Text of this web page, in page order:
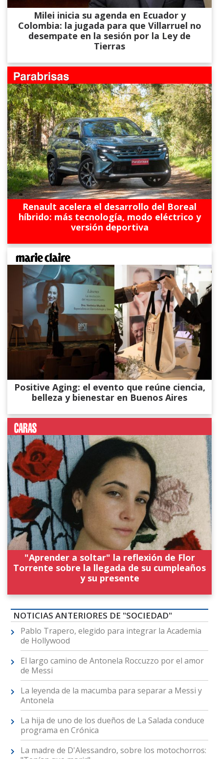
Milei inicia su agenda en Ecuador y
Colombia: la jugada para que Villarruel no
desempate en la sesión por la Ley de
Tierras
Renault acelera el desarrollo del Boreal
híbrido: más tecnología, modo eléctrico y
versión deportiva
Positive Aging: el evento que reúne ciencia,
belleza y bienestar en Buenos Aires
"Aprender a soltar" la reflexión de Flor
Torrente sobre la llegada de su cumpleaños
y su presente
NOTICIAS ANTERIORES DE "SOCIEDAD"
Pablo Trapero, elegido para integrar la Academia
de Hollywood
El largo camino de Antonela Roccuzzo por el amor
de Messi
La leyenda de la macumba para separar a Messi y
Antonela
La hija de uno de los dueños de La Salada conduce
programa en Crónica
La madre de D'Alessandro, sobre los motochorros: